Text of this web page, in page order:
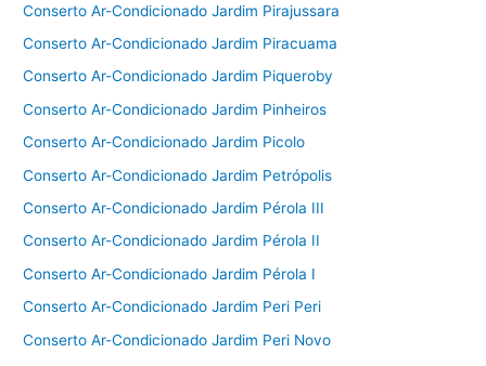
Conserto Ar-Condicionado Jardim Pirajussara
Conserto Ar-Condicionado Jardim Piracuama
Conserto Ar-Condicionado Jardim Piqueroby
Conserto Ar-Condicionado Jardim Pinheiros
Conserto Ar-Condicionado Jardim Picolo
Conserto Ar-Condicionado Jardim Petrópolis
Conserto Ar-Condicionado Jardim Pérola III
Conserto Ar-Condicionado Jardim Pérola II
Conserto Ar-Condicionado Jardim Pérola I
Conserto Ar-Condicionado Jardim Peri Peri
Conserto Ar-Condicionado Jardim Peri Novo